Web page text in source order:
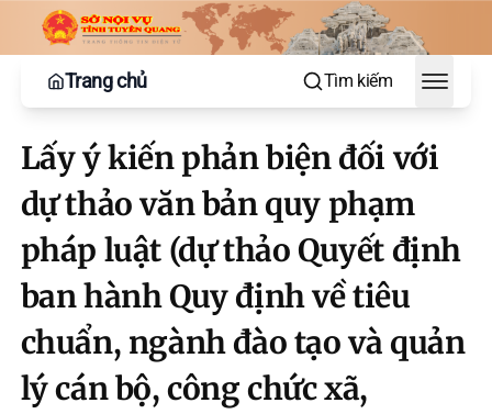
Trang chủ Tìm kiếm
Toggle
Lấy ý kiến phản biện đối với
dự thảo văn bản quy phạm
pháp luật (dự thảo Quyết định
ban hành Quy định về tiêu
chuẩn, ngành đào tạo và quản
lý cán bộ, công chức xã,